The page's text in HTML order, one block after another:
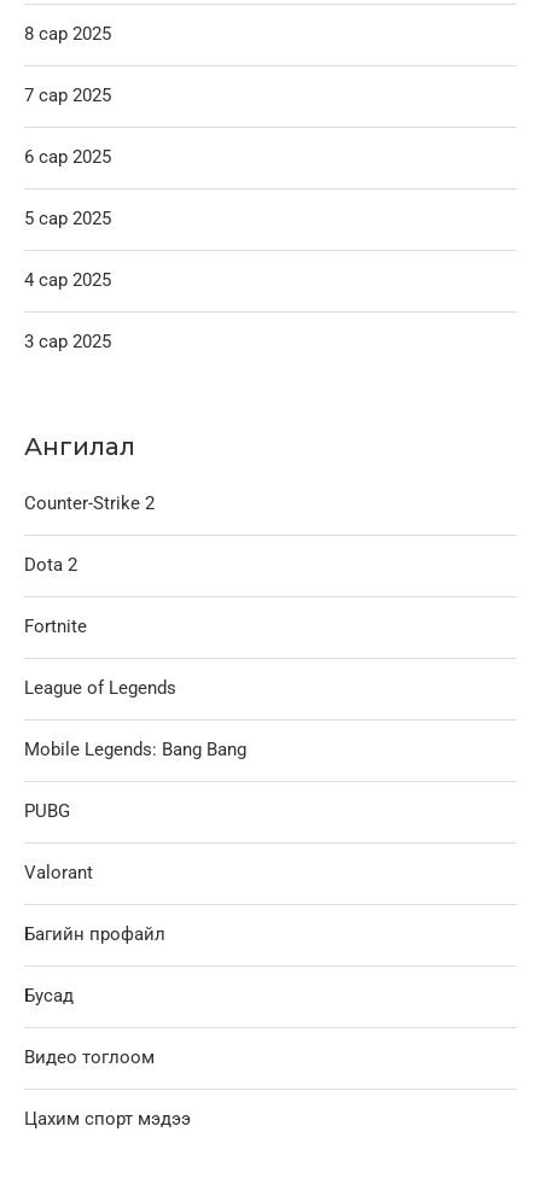
8 сар 2025
7 сар 2025
6 сар 2025
5 сар 2025
4 сар 2025
3 сар 2025
Ангилал
Counter-Strike 2
Dota 2
Fortnite
League of Legends
Mobile Legends: Bang Bang
PUBG
Valorant
Багийн профайл
Бусад
Видео тоглоом
Цахим спорт мэдээ